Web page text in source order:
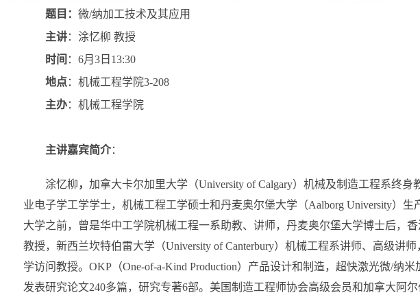
题目 ： 微/纳加工技术及其应用
主讲： 涂忆柳 教授
时间 ： 6月3日13:30
地点： 机械工程学院3-208
主办： 机械工程学院
主讲嘉宾简介：
涂忆柳， 加拿大卡尔加里大学（University of Calgary）机械及制造工程系终身
业电子学工学学士，机械工程工学硕士和丹麦奥尔堡大学（Aalborg University）生
大学之前，曾是华中工学院机械工程一系助教、讲师，丹麦奥尔堡大学博士后，
教授，新西兰坎特伯雷大学（University of Canterbury）机械工程系讲师、高级讲
学访问教授。 OKP（One-of-a-Kind Production）产品设计和制造，超快激光微/纳米
发表研究论文240多篇，研究专著6部。 美国制造工程师协会高级会员和加拿大阿尔